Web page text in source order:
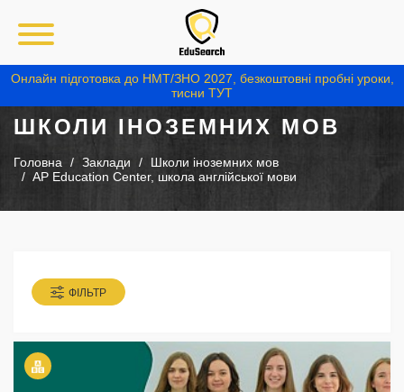
Онлайн підготовка до НМТ/ЗНО 2027, безкоштовні пробні уроки,
тисни ТУТ
ШКОЛИ ІНОЗЕМНИХ МОВ
Головна Заклади
Школи іноземних мов
AP Education Center, школа англійської мови
ФІЛЬТР